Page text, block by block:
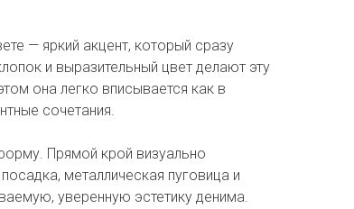
— яркий акцент, который сразу
и выразительный цвет делают эту
она легко вписывается как в
сочетания.
Прямой крой визуально
металлическая пуговица и
уверенную эстетику денима.